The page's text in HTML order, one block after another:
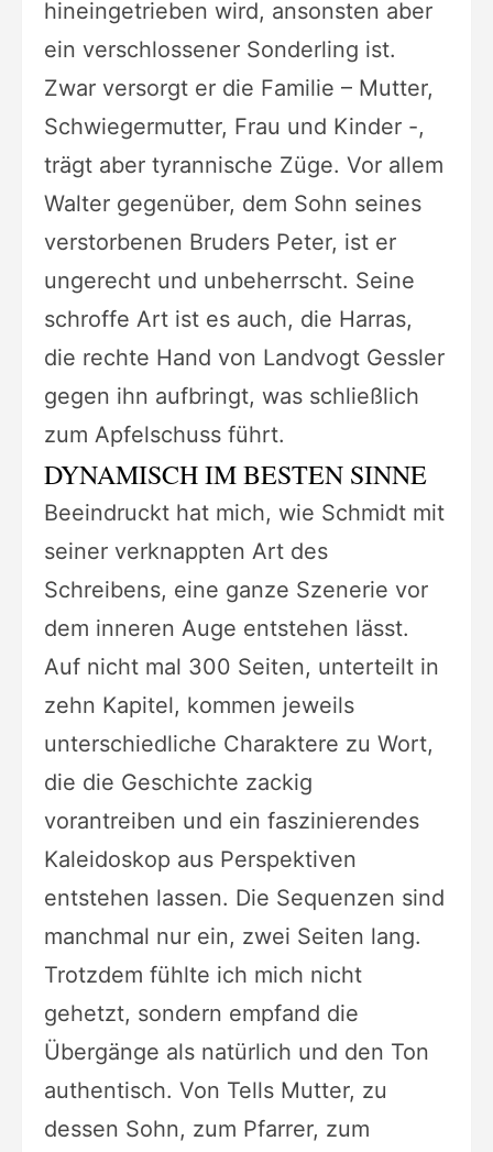
hineingetrieben wird, ansonsten aber
ein verschlossener Sonderling ist.
Zwar versorgt er die Familie – Mutter,
Schwiegermutter, Frau und Kinder -,
trägt aber tyrannische Züge. Vor allem
Walter gegenüber, dem Sohn seines
verstorbenen Bruders Peter, ist er
ungerecht und unbeherrscht. Seine
schroffe Art ist es auch, die Harras,
die rechte Hand von Landvogt Gessler
gegen ihn aufbringt, was schließlich
zum Apfelschuss führt.
DYNAMISCH IM BESTEN SINNE
Beeindruckt hat mich, wie Schmidt mit
seiner verknappten Art des
Schreibens, eine ganze Szenerie vor
dem inneren Auge entstehen lässt.
Auf nicht mal 300 Seiten, unterteilt in
zehn Kapitel, kommen jeweils
unterschiedliche Charaktere zu Wort,
die die Geschichte zackig
vorantreiben und ein faszinierendes
Kaleidoskop aus Perspektiven
entstehen lassen. Die Sequenzen sind
manchmal nur ein, zwei Seiten lang.
Trotzdem fühlte ich mich nicht
gehetzt, sondern empfand die
Übergänge als natürlich und den Ton
authentisch. Von Tells Mutter, zu
dessen Sohn, zum Pfarrer, zum